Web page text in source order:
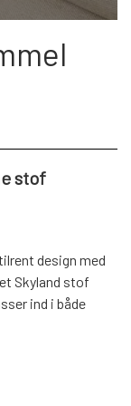
stof
design med
Skyland stof
ind i både
i mat sort
fleksibilitet